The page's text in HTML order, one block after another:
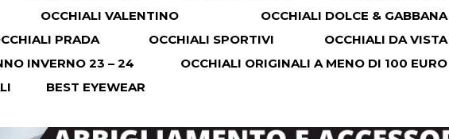
OCCHIALI VALENTINO
OCCHIALI DOLCE & GABBANA
PRADA OCCHIALI SPORTIVI
OCCHIALI DA VISTA
INVERNO 23 – 24
OCCHIALI ORIGINALI A MENO DI 100 EURO
BEST EYEWEAR